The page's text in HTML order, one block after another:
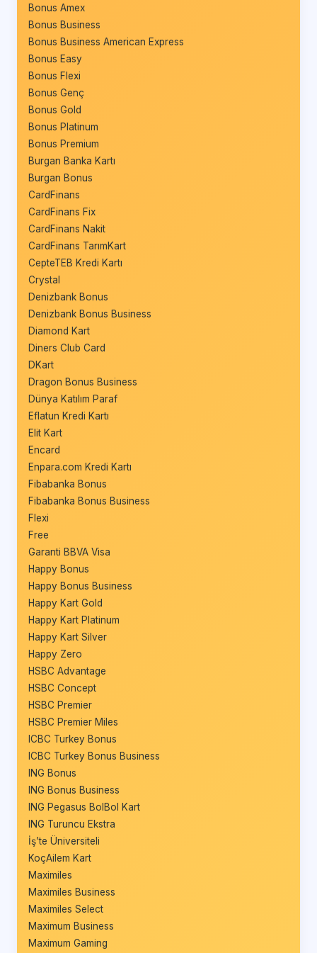
Bonus Amex
Bonus Business
Bonus Business American Express
Bonus Easy
Bonus Flexi
Bonus Genç
Bonus Gold
Bonus Platinum
Bonus Premium
Burgan Banka Kartı
Burgan Bonus
CardFinans
CardFinans Fix
CardFinans Nakit
CardFinans TarımKart
CepteTEB Kredi Kartı
Crystal
Denizbank Bonus
Denizbank Bonus Business
Diamond Kart
Diners Club Card
DKart
Dragon Bonus Business
Dünya Katılım Paraf
Eflatun Kredi Kartı
Elit Kart
Encard
Enpara.com Kredi Kartı
Fibabanka Bonus
Fibabanka Bonus Business
Flexi
Free
Garanti BBVA Visa
Happy Bonus
Happy Bonus Business
Happy Kart Gold
Happy Kart Platinum
Happy Kart Silver
Happy Zero
HSBC Advantage
HSBC Concept
HSBC Premier
HSBC Premier Miles
ICBC Turkey Bonus
ICBC Turkey Bonus Business
ING Bonus
ING Bonus Business
ING Pegasus BolBol Kart
ING Turuncu Ekstra
İş’te Üniversiteli
KoçAilem Kart
Maximiles
Maximiles Business
Maximiles Select
Maximum Business
Maximum Gaming